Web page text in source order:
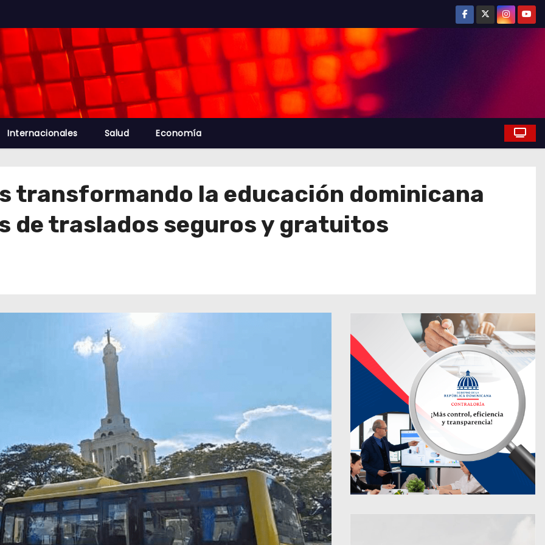
Internacionales Salud Economía
transformando la educación dominicana
de traslados seguros y gratuitos